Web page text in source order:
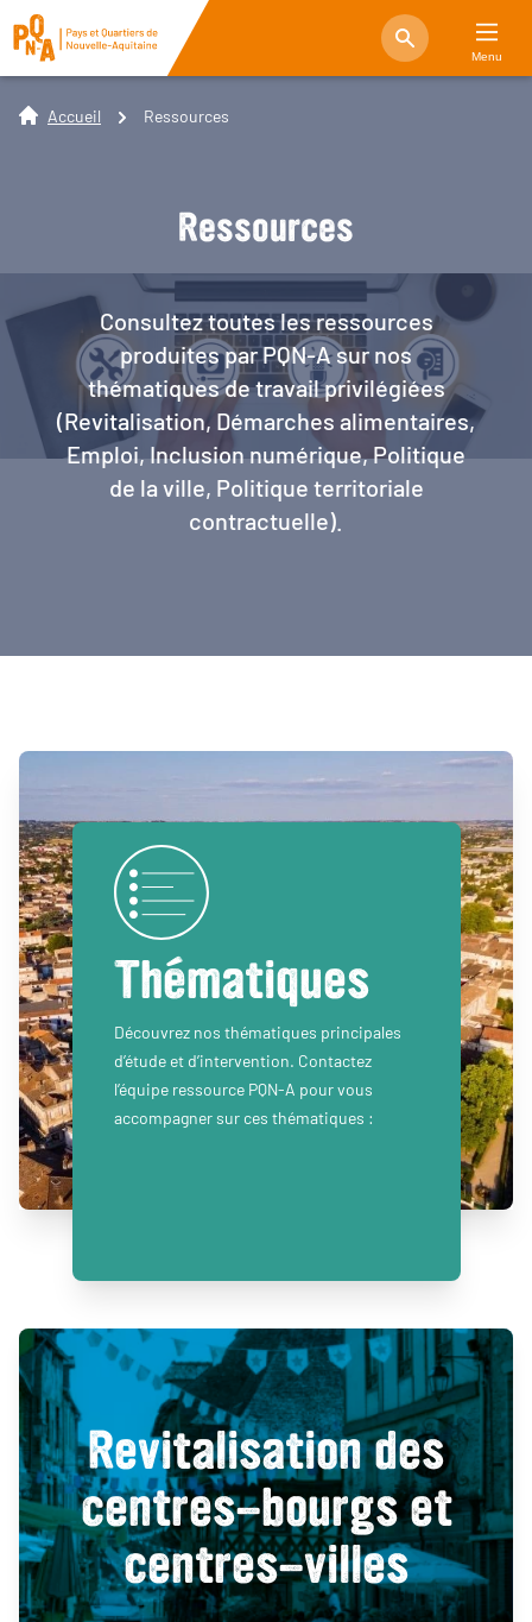
Menu
Accueil Ressources
Ressources
Consultez toutes les ressources
produites par PQN-A sur nos
thématiques de travail privilégiées
(Revitalisation, Démarches alimentaires,
Emploi, Inclusion numérique, Politique
de la ville, Politique territoriale
contractuelle).
Thématiques
Découvrez nos thématiques principales
d’étude et d’intervention. Contactez
l’équipe ressource PQN-A pour vous
accompagner sur ces thématiques :
Revitalisation des
centres-bourgs et
centres-villes